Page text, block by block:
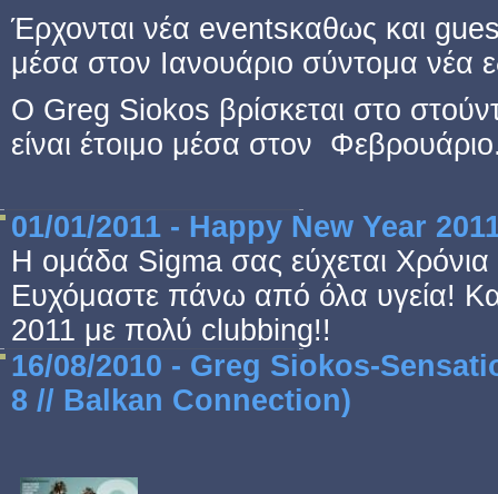
Έρχονται νέα eventsκαθως και
μέσα στον Ιανουάριο σύντομα νέα
O Greg Siokos βρίσκεται στο
είναι έτοιμο μέσα στον
01/01/2011 - Happy New Year
Η ομάδα Sigma σας εύχεται Χρόνια
Ευχόμαστε πάνω από όλα υγεία!
2011 με πολύ clubbing!!
16/08/2010 - Greg Siokos-
8 // Balkan Connection)